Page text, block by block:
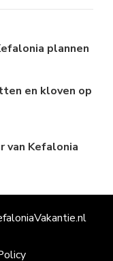
plannen
en kloven op
van Kefalonia